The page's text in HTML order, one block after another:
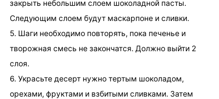
закрыть небольшим слоем шоколадной пасты.
Следующим слоем будут маскарпоне и сливки.
5. Шаги необходимо повторять, пока печенье и
творожная смесь не закончатся. Должно выйти 2
слоя.
6. Украсьте десерт нужно тертым шоколадом,
орехами, фруктами и взбитыми сливками. Затем